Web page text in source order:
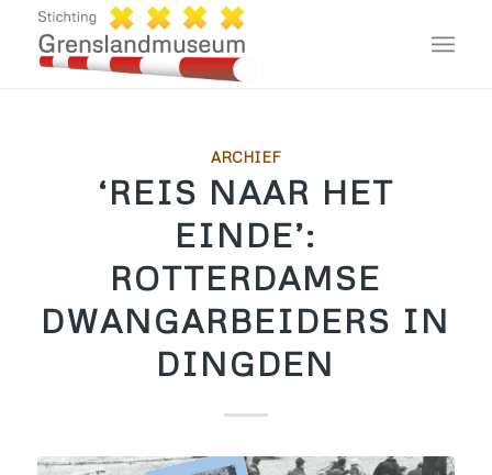
ARCHIEF
‘REIS NAAR HET
EINDE’:
ROTTERDAMSE
DWANGARBEIDERS IN
DINGDEN